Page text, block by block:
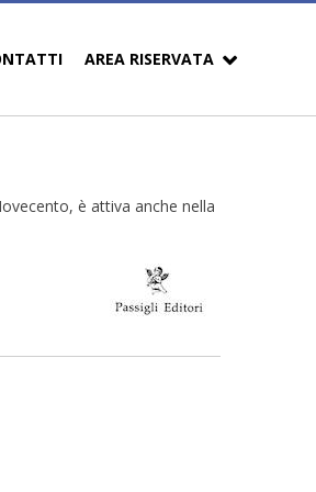
AREA RISERVATA
è attiva anche nella